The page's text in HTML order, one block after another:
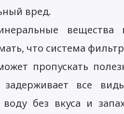
вред.
вещества
что система
пропускать
задерживает все
без вкуса и